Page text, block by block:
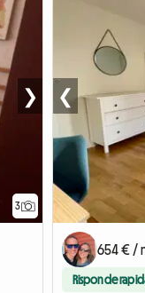
3
❯ ❮
654 € /
Risponde